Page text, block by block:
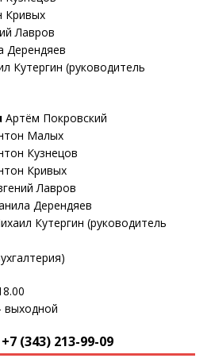
Кривых
Лавров
Дерендяев
Кутергин (руководитель
Артём Покровский
Малых
Кузнецов
Кривых
Лавров
Дерендяев
Кутергин (руководитель
выходной
(343) 213-99-09